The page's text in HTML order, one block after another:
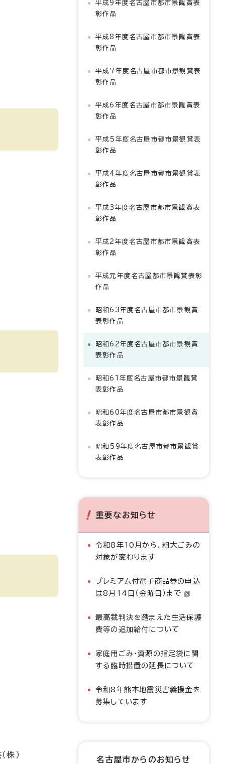
株）
平成9年度名古屋市都市景観賞表
彰作品
平成8年度名古屋市都市景観賞表
彰作品
平成7年度名古屋市都市景観賞表
彰作品
平成6年度名古屋市都市景観賞表
彰作品
平成5年度名古屋市都市景観賞表
彰作品
平成4年度名古屋市都市景観賞表
彰作品
平成3年度名古屋市都市景観賞表
彰作品
平成2年度名古屋市都市景観賞表
彰作品
平成元年度名古屋都市景観賞表彰
作品
昭和63年度名古屋市都市景観賞
表彰作品
昭和62年度名古屋市都市景観賞
表彰作品
昭和61年度名古屋市都市景観賞
表彰作品
昭和60年度名古屋市都市景観賞
表彰作品
昭和59年度名古屋市都市景観賞
表彰作品
重要なお知らせ
令和8年10月から、粗大ごみの
対象が変わります
プレミアム付電子商品券の申込
は8月14日（金曜日）まで
最高裁判決を踏まえた生活保護
費等の追加給付について
家庭用ごみ・資源の指定袋に関
する臨時措置の延長について
令和8年熊本地震災害義援金を
募集しています
名古屋市からのお知らせ